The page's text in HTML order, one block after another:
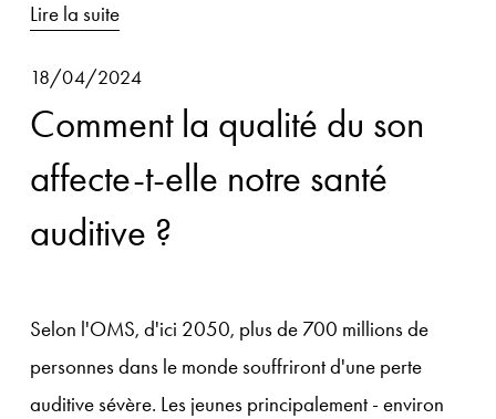
Lire la suite
18/04/2024
Comment la qualité du son
affecte-t-elle notre santé
auditive ?
Selon l'OMS, d'ici 2050, plus de 700 millions de
personnes dans le monde souffriront d'une perte
auditive sévère. Les jeunes principalement - environ